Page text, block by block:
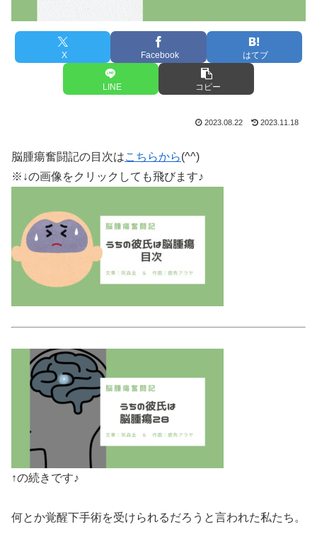
X Facebook はてブ
LINE コピー
2023.08.22 2023.11.18
脳腫瘍奮闘記の目次はこちらから(^^)
※↓の画像をクリックしても飛びます♪
↑の続きです♪
何とか覚醒下手術を受けられるだろうと言われた私たち。